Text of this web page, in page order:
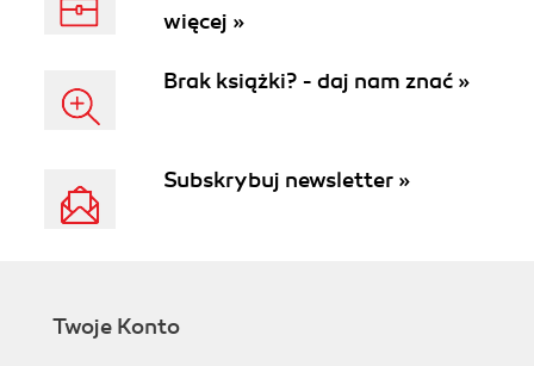
więcej »
Brak książki? - daj nam znać »
Subskrybuj newsletter »
Twoje Konto